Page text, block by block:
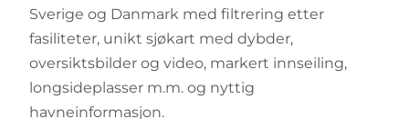
34 ft 9 pers 2 senger
Sverige og Danmark med filtrering etter
fasiliteter, unikt sjøkart med dybder,
oversiktsbilder og video, markert innseiling,
longsideplasser m.m. og nyttig
havneinformasjon.